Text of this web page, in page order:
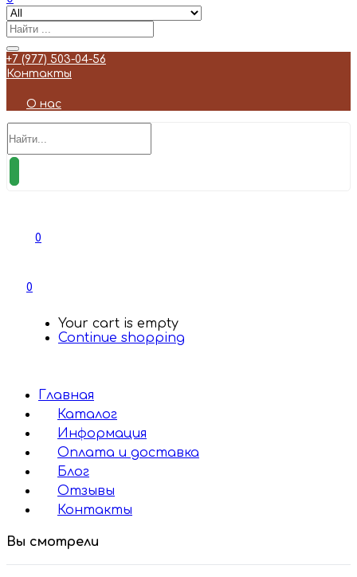
+7 (977) 503-04-56
Контакты
О нас
0
0
Your cart is empty
Continue shopping
Главная
Каталог
Информация
Оплата и доставка
Блог
Отзывы
Контакты
Вы смотрели